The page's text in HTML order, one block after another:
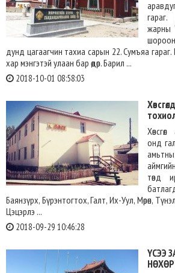
жарны
дунд цагаагчин тахиа сарын 22. Сумъяа гараг.
хар мэнгэтэй улаан бар өдөр. Барил ...
2018-10-01 08:58:03
онд
төвд
Баянзүрх, Бүрэнтогтох, Галт, Их-Уул, Мөрөн,
Цэцэрлэ ...
2018-09-29 10:46:28
ҮСЭЭ